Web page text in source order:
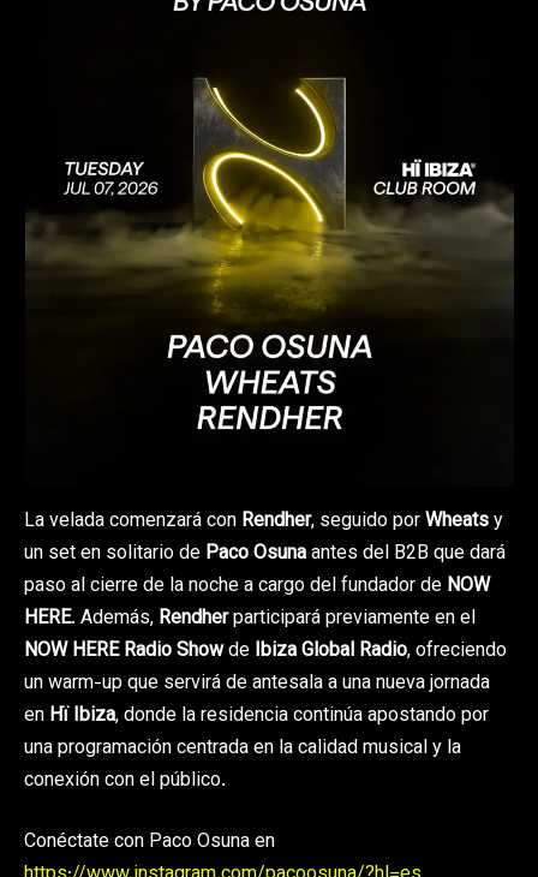
La velada comenzará con Rendher, seguido porWheatsy
un set en solitario de Paco Osunaantes del B2B que dará
paso al cierre de la noche a cargo del fundador de NOW
HERE. Además, Rendherparticipará previamente en el
NOW HERE Radio Showde Ibiza Global Radio, ofreciendo
un warm-up que servirá de antesala a una nueva jornada
en Hï Ibiza, donde la residencia continúa apostando por
una programación centrada en la calidad musical y la
conexión con el público.
Conéctate con Paco Osuna en